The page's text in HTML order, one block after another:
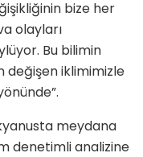
bize her
olayları
Bu bilimin
değişen iklimimizle
meydana
denetimli analizine